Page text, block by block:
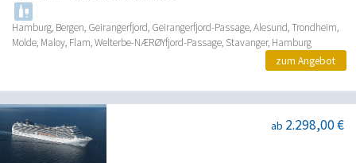
Hamburg, Bergen, Geirangerfjord, Geirangerfjord-Passage, Alesund, Trondheim,
Molde, Maloy, Flam, Welterbe-NÆRØYfjord-Passage, Stavanger, Hamburg
zum Angebot
ab 2.298,00 €